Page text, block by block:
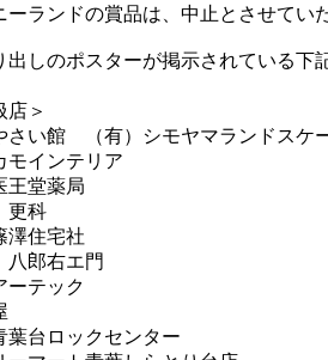
ーランドの賞品は、中止とさせてい
しのポスターが掲示されている下
店＞
い館 （有）シモヤマランドスケ
インテリア
堂薬局
科
住宅社
郎右エ門
テック
台ロックセンター